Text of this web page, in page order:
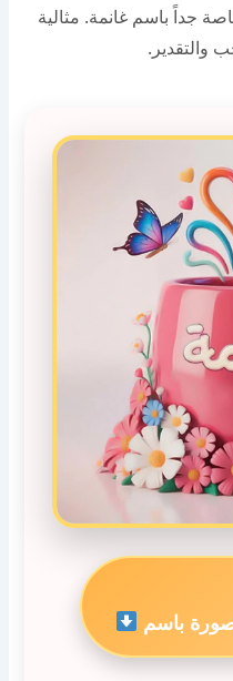
جداً باسم غانمة. مثالية
والتقدير.
باسم